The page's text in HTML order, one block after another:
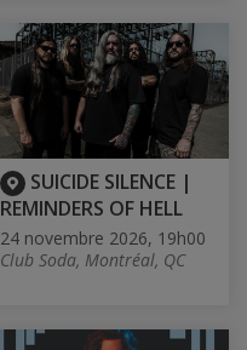
SUICIDE SILENCE |
REMINDERS OF HELL
24 novembre 2026, 19h00
Club Soda, Montréal, QC